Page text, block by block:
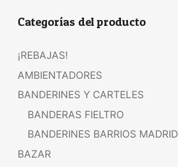
Categorías del producto
¡REBAJAS!
AMBIENTADORES
BANDERINES Y CARTELES
BANDERAS FIELTRO
BANDERINES BARRIOS MADRID
BAZAR